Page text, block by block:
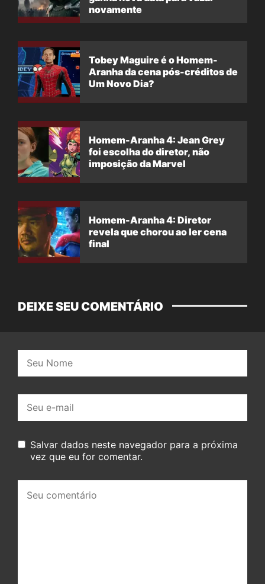
novamente
Tobey Maguire é o Homem-
Aranha da cena pós-créditos de
Um Novo Dia?
Homem-Aranha 4: Jean Grey
foi escolha do diretor, não
imposição da Marvel
Homem-Aranha 4: Diretor
revela que chorou ao ler cena
final
DEIXE SEU COMENTÁRIO
mail:
Salvar dados neste navegador para a próxima
vez que eu for comentar.
comentário: